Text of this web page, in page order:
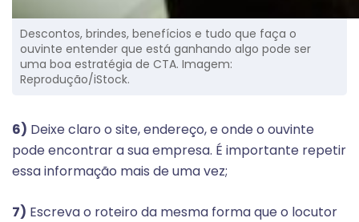
Descontos, brindes, benefícios e tudo que faça o
ouvinte entender que está ganhando algo pode ser
uma boa estratégia de CTA. Imagem:
Reprodução/iStock.
6) Deixe claro o site, endereço, e onde o ouvinte
pode encontrar a sua empresa. É importante repetir
essa informação mais de uma vez;
7) Escreva o roteiro da mesma forma que o locutor